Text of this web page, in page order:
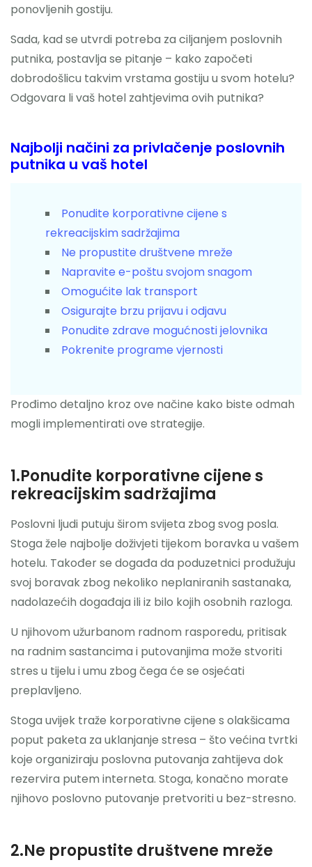
ponovljenih gostiju.
Sada, kad se utvrdi potreba za ciljanjem poslovnih
putnika, postavlja se pitanje – kako započeti
dobrodošlicu takvim vrstama gostiju u svom hotelu?
Odgovara li vaš hotel zahtjevima ovih putnika?
Najbolji načini za privlačenje poslovnih
putnika u vaš hotel
Ponudite korporativne cijene s
rekreacijskim sadržajima
Ne propustite društvene mreže
Napravite e-poštu svojom snagom
Omogućite lak transport
Osigurajte brzu prijavu i odjavu
Ponudite zdrave mogućnosti jelovnika
Pokrenite programe vjernosti
Prođimo detaljno kroz ove načine kako biste odmah
mogli implementirati ove strategije.
1.Ponudite korporativne cijene s
rekreacijskim sadržajima
Poslovni ljudi putuju širom svijeta zbog svog posla.
Stoga žele najbolje doživjeti tijekom boravka u vašem
hotelu. Također se događa da poduzetnici produžuju
svoj boravak zbog nekoliko neplaniranih sastanaka,
nadolazećih događaja ili iz bilo kojih osobnih razloga.
U njihovom užurbanom radnom rasporedu, pritisak
na radnim sastancima i putovanjima može stvoriti
stres u tijelu i umu zbog čega će se osjećati
preplavljeno.
Stoga uvijek traže korporativne cijene s olakšicama
poput paketa za uklanjanje stresa – što većina tvrtki
koje organiziraju poslovna putovanja zahtijeva dok
rezervira putem interneta. Stoga, konačno morate
njihovo poslovno putovanje pretvoriti u bez-stresno.
2.Ne propustite društvene mreže